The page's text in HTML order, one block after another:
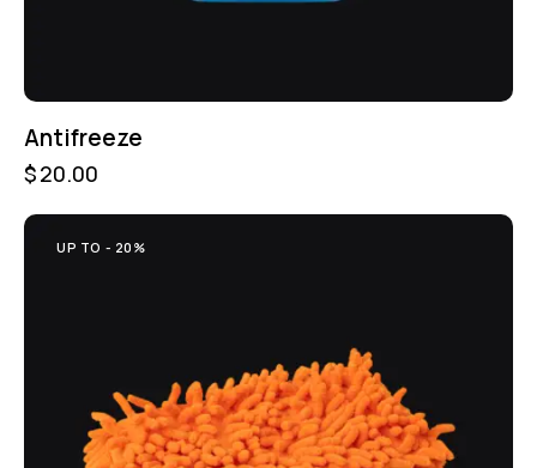
Antifreeze
$20.00
UP TO - 20%